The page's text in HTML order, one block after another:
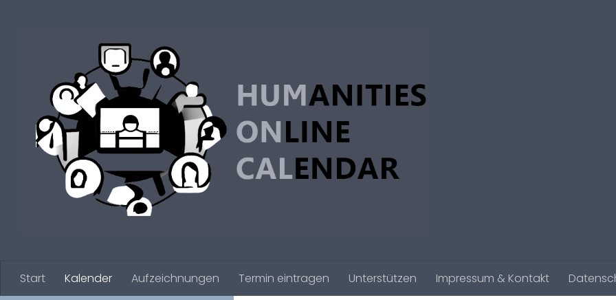
Start Kalender Aufzeichnungen Termin eintragen Unterstützen Impressum & Kontakt